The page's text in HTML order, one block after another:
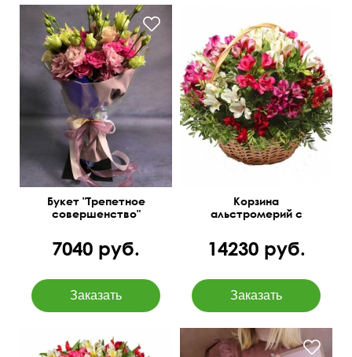
50 см 30 см
Букет "Трепетное
совершенство"
7040 руб.
40 см 40 см
Корзина
альстромерий с
14230 руб.